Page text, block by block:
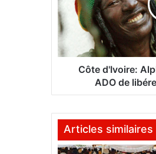
'
o
e
A
p
Côte d'Ivoire:
ADO de
Articles similaires